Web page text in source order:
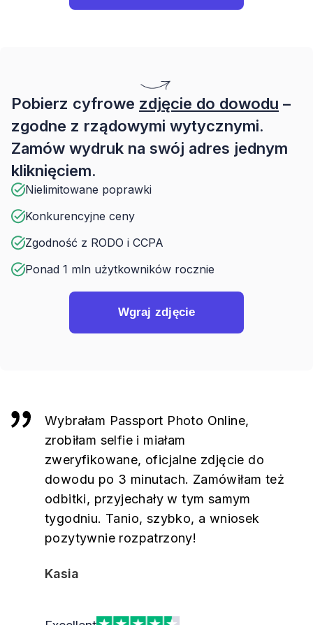
Pobierz cyfrowe zdjęcie do dowodu –
zgodne z rządowymi wytycznymi.
Zamów wydruk na swój adres jednym
kliknięciem.
Nielimitowane poprawki
Konkurencyjne ceny
Zgodność z RODO i CCPA
Ponad 1 mln użytkowników rocznie
Wgraj zdjęcie
Wybrałam Passport Photo Online,
zrobiłam selfie i miałam
zweryfikowane, oficjalne zdjęcie do
dowodu po 3 minutach. Zamówiłam też
odbitki, przyjechały w tym samym
tygodniu. Tanio, szybko, a wniosek
pozytywnie rozpatrzony!
Kasia